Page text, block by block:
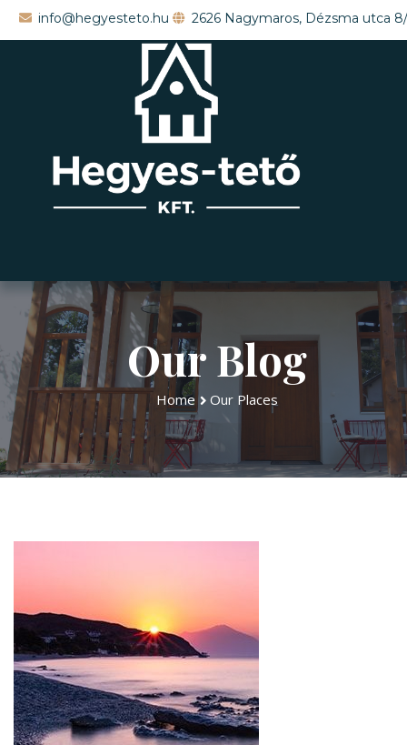
info@hegyesteto.hu 2626 Nagymaros, Dézsma utca
Our Blog
Home Our Places